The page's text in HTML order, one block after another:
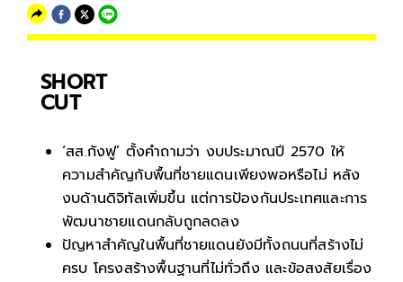
SHORT
CUT
‘สส.กังฟู’ ตั้งคำถามว่า งบประมาณปี 2570 ให้
ความสำคัญกับพื้นที่ชายแดนเพียงพอหรือไม่ หลัง
งบด้านดิจิทัลเพิ่มขึ้น แต่การป้องกันประเทศและการ
พัฒนาชายแดนกลับถูกลดลง
ปัญหาสำคัญในพื้นที่ชายแดนยังมีทั้งถนนที่สร้างไม่
ครบ โครงสร้างพื้นฐานที่ไม่ทั่วถึง และข้อสงสัยเรื่อง